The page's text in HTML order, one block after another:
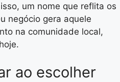
um nome que reflita os
negócio gera aquele
na comunidade local,
ao escolher